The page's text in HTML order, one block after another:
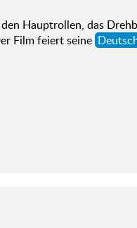
Hauptrollen, das
Film feiert seine